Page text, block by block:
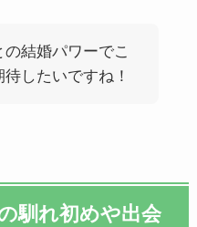
結婚パワーでこ
したいですね！
馴れ初めや出会